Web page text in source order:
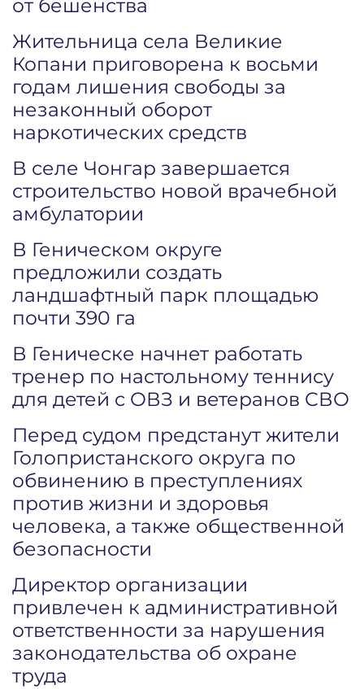
от бешенства
Жительница села Великие
Копани приговорена к восьми
годам лишения свободы за
незаконный оборот
наркотических средств
В селе Чонгар завершается
строительство новой врачебной
амбулатории
В Геническом округе
предложили создать
ландшафтный парк площадью
почти 390 га
В Геническе начнет работать
тренер по настольному теннису
для детей с ОВЗ и ветеранов СВО
Перед судом предстанут жители
Голопристанского округа по
обвинению в преступлениях
против жизни и здоровья
человека, а также общественной
безопасности
Директор организации
привлечен к административной
ответственности за нарушения
законодательства об охране
труда